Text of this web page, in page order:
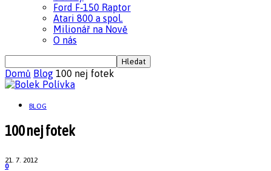
Ford F-150 Raptor
Atari 800 a spol.
Milionář na Nově
O nás
Domů Blog 100 nej fotek
BLOG
100 nej fotek
21. 7. 2012
0